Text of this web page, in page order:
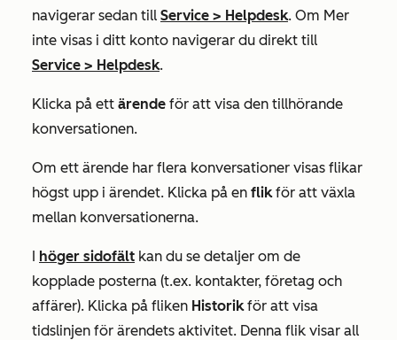
navigerar sedan till Service > Helpdesk. Om Mer
inte visas i ditt konto navigerar du direkt till
Service > Helpdesk.
Klicka på ett ärende för att visa den tillhörande
konversationen.
Om ett ärende har flera konversationer visas flikar
högst upp i ärendet. Klicka på en flikför att växla
mellan konversationerna.
I höger sidofält kan du se detaljer om de
kopplade posterna (t.ex. kontakter, företag och
affärer). Klicka på fliken Historikför att visa
tidslinjen för ärendets aktivitet. Denna flik visar all